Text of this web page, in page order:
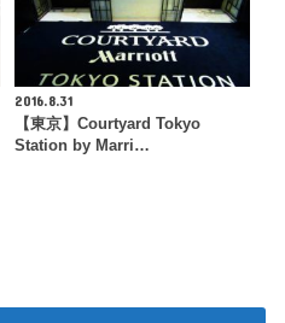
2016.8.31
【東京】Courtyard Tokyo
Station by Marri…